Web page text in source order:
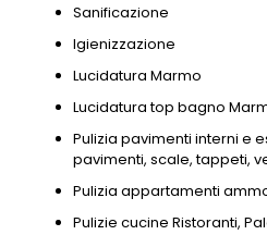
Sanificazione
Igienizzazione
Lucidatura Marmo
Lucidatura top bagno
Pulizia pavimenti interni e
pavimenti, scale, tappeti,
Pulizia appartamenti
Pulizie cucine Ristoranti,